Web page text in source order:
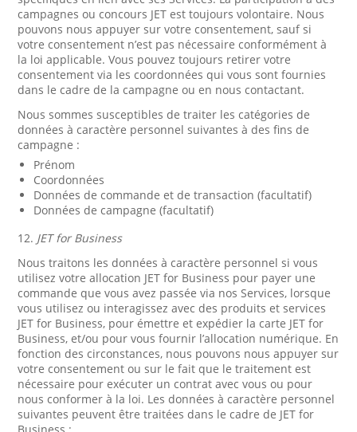
campagnes ou concours JET est toujours volontaire. Nous
pouvons nous appuyer sur votre consentement, sauf si
votre consentement n’est pas nécessaire conformément à
la loi applicable. Vous pouvez toujours retirer votre
consentement via les coordonnées qui vous sont fournies
dans le cadre de la campagne ou en nous contactant.
Nous sommes susceptibles de traiter les catégories de
données à caractère personnel suivantes à des fins de
campagne :
Prénom
Coordonnées
Données de commande et de transaction (facultatif)
Données de campagne (facultatif)
12. JET for Business
Nous traitons les données à caractère personnel si vous
utilisez votre allocation JET for Business pour payer une
commande que vous avez passée via nos Services, lorsque
vous utilisez ou interagissez avec des produits et services
JET for Business, pour émettre et expédier la carte JET for
Business, et/ou pour vous fournir l’allocation numérique. En
fonction des circonstances, nous pouvons nous appuyer sur
votre consentement ou sur le fait que le traitement est
nécessaire pour exécuter un contrat avec vous ou pour
nous conformer à la loi. Les données à caractère personnel
suivantes peuvent être traitées dans le cadre de JET for